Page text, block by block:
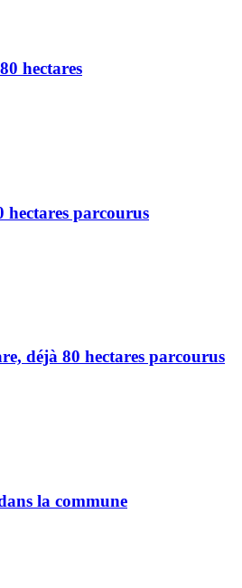
hectares
hectares parcourus
déjà 80 hectares parcourus
la commune